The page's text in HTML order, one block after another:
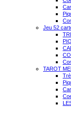
Jeu 52
TAROT